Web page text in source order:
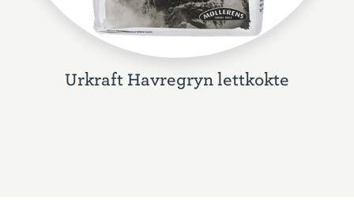
Urkraft Havregryn lettkokte